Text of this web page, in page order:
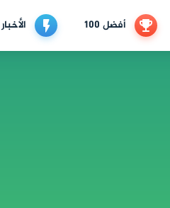
أفضل 100 الأخبار